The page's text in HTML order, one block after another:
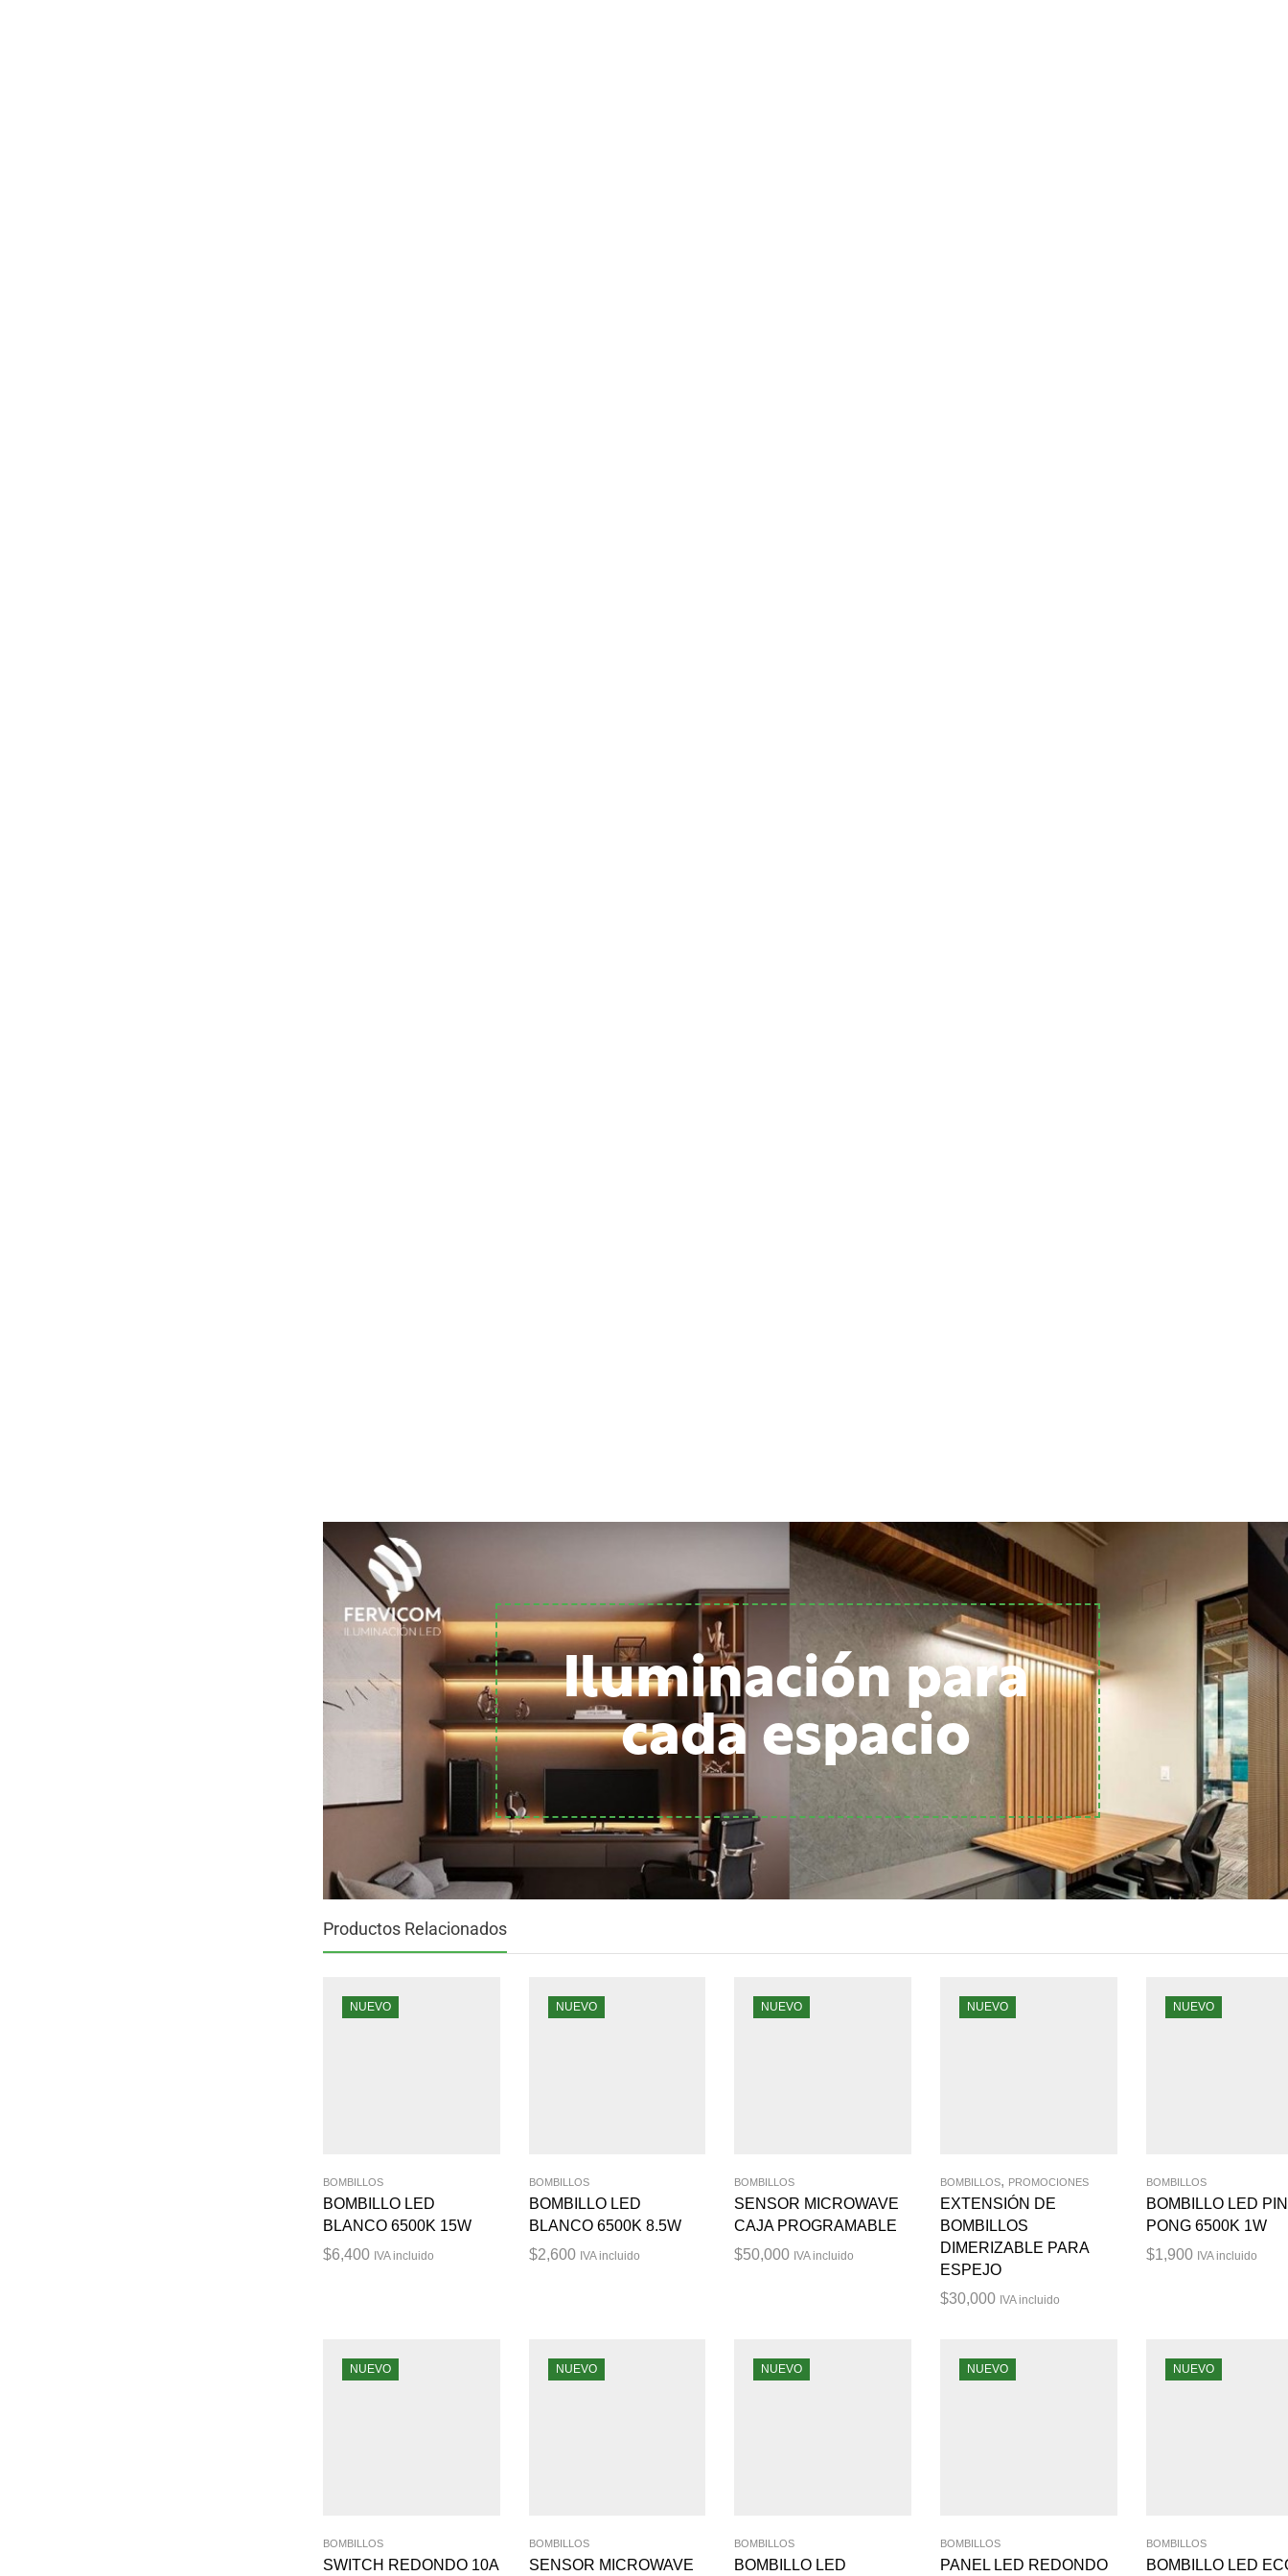
Iluminación para
cada espacio
Productos Relacionados
NUEVO
BOMBILLOS
BOMBILLO LED
BLANCO 6500K 15W
$6,400 IVA incluido
NUEVO
BOMBILLOS
BOMBILLO LED
BLANCO 6500K 8.5W
$2,600 IVA incluido
NUEVO
BOMBILLOS
SENSOR MICROWAVE
CAJA PROGRAMABLE
$50,000 IVA incluido
NUEVO
BOMBILLOS, PROMOCIONES
EXTENSIÓN DE
BOMBILLOS
DIMERIZABLE PARA
ESPEJO
$30,000 IVA incluido
NUEVO
BOMBILLOS
BOMBILLO LED
PONG 6500K 1W
$1,900 IVA incluido
NUEVO
BOMBILLOS
SWITCH REDONDO 10A
NUEVO
BOMBILLOS
SENSOR MICROWAVE
NUEVO
BOMBILLOS
BOMBILLO LED
NUEVO
BOMBILLOS
PANEL LED REDONDO
NUEVO
BOMBILLOS
BOMBILLO LED